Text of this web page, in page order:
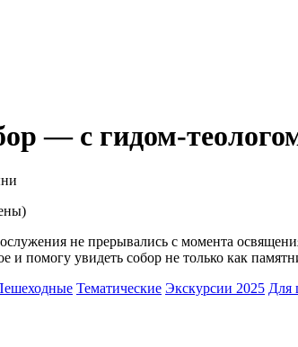
— с гидом-
не прерывались с момента
помогу увидеть собор не только как
Тематические Экскурсии 2025 Для